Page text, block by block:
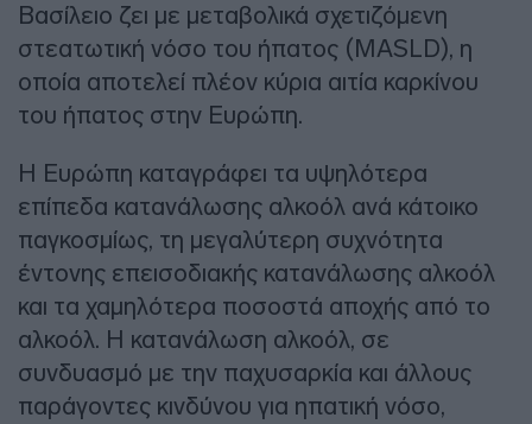
Βασίλειο ζει με μεταβολικά σχετιζόμενη
στεατωτική νόσο του ήπατος (MASLD), η
οποία αποτελεί πλέον κύρια αιτία καρκίνου
του ήπατος στην Ευρώπη.
Η Ευρώπη καταγράφει τα υψηλότερα
επίπεδα κατανάλωσης αλκοόλ ανά κάτοικο
παγκοσμίως, τη μεγαλύτερη συχνότητα
έντονης επεισοδιακής κατανάλωσης αλκοόλ
και τα χαμηλότερα ποσοστά αποχής από το
αλκοόλ. Η κατανάλωση αλκοόλ, σε
συνδυασμό με την παχυσαρκία και άλλους
παράγοντες κινδύνου για ηπατική νόσο,